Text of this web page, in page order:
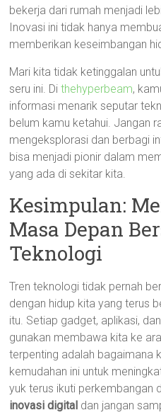
bekerja dari rumah menjadi
Inovasi ini tidak hanya
memberikan keseimbangan
Mari kita tidak ketinggalan
seru ini. Dithehyperbeam,
informasi menarik seputar
belum kamu ketahui. Jangan
mengeksplorasi dan berbagi
bisa menjadi pionir dalam
yang ada di sekitar kita.
Kesimpulan:
Masa Depan
Teknologi
Tren teknologi tidak pernah
dengan hidup kita yang terus
itu. Setiap gadget, aplikasi,
gunakan membawa kita ke
terpenting adalah bagaimana
kemudahan ini untuk
yuk terus ikuti perkembangan
inovasi digital dan jangan